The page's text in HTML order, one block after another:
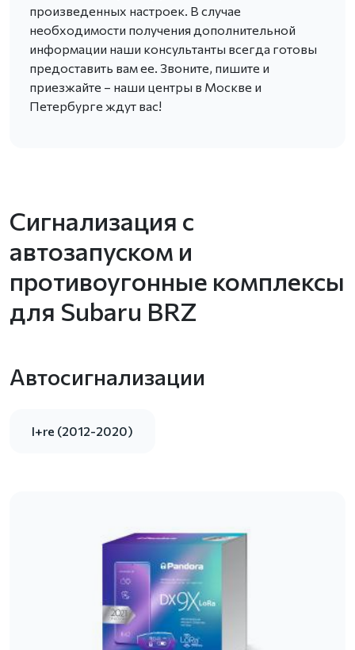
произведенных настроек. В случае
необходимости получения дополнительной
информации наши консультанты всегда готовы
предоставить вам ее. Звоните, пишите и
приезжайте – наши центры в Москве и
Петербурге ждут вас!
Сигнализация с
автозапуском и
противоугонные комплексы
для Subaru BRZ
Автосигнализации
I+re (2012-2020)